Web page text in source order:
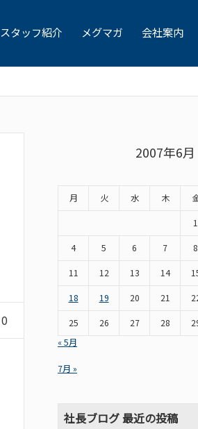
スタッフ紹介 メグマガ 会社案内
0
2007年6月
月 火 水 木
1
4
5 6 7 8
11
12 13 14
18
19 20 21
25
26 27 28
« 5月
7月 »
社長ブログ 最近の投稿